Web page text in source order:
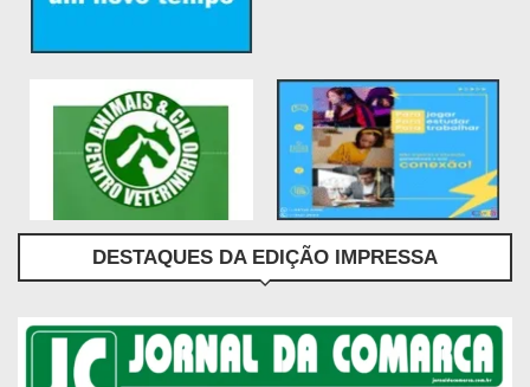
DESTAQUES DA EDIÇÃO IMPRESSA